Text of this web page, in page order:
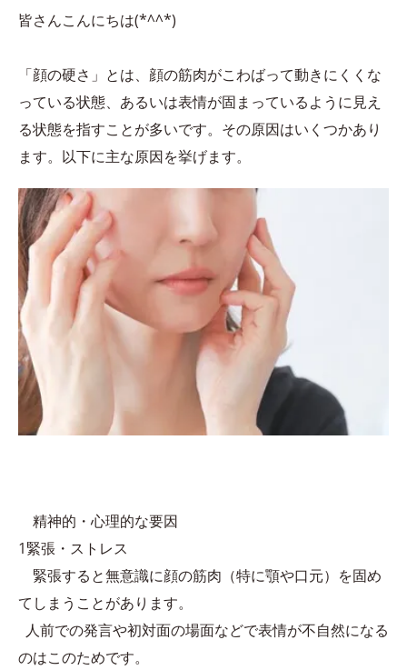
皆さんこんにちは(*^^*)
「顔の硬さ」とは、顔の筋肉がこわばって動きにくくな
っている状態、あるいは表情が固まっているように見え
る状態を指すことが多いです。その原因はいくつかあり
ます。以下に主な原因を挙げます。
精神的・心理的な要因
1緊張・ストレス
緊張すると無意識に顔の筋肉（特に顎や口元）を固め
てしまうことがあります。
人前での発言や初対面の場面などで表情が不自然になる
のはこのためです。